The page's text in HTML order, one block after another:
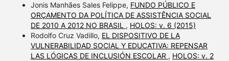
Jonis Manhães Sales Felippe, FUNDO PÚBLICO E
ORÇAMENTO DA POLÍTICA DE ASSISTÊNCIA SOCIAL
DE 2010 A 2012 NO BRASIL , HOLOS: v. 6 (2015)
Rodolfo Cruz Vadillo, EL DISPOSITIVO DE LA
VULNERABILIDAD SOCIAL Y EDUCATIVA: REPENSAR
LAS LÓGICAS DE INCLUSIÓN ESCOLAR , HOLOS: v. 2